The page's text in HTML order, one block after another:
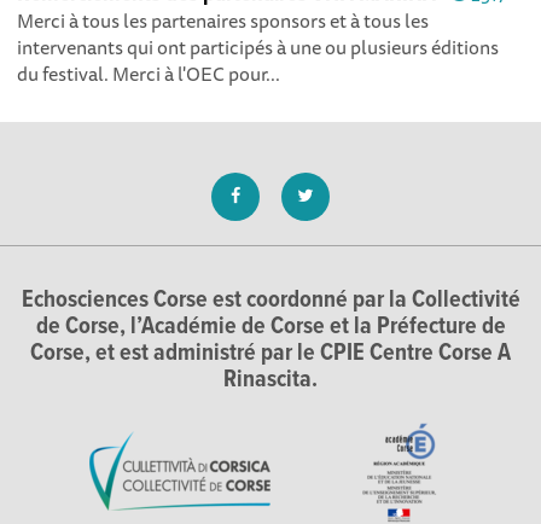
Merci à tous les partenaires sponsors et à tous les
intervenants qui ont participés à une ou plusieurs éditions
du festival. Merci à l'OEC pour...
Echosciences Corse est coordonné par la Collectivité
de Corse, l’Académie de Corse et la Préfecture de
Corse, et est administré par le CPIE Centre Corse A
Rinascita.